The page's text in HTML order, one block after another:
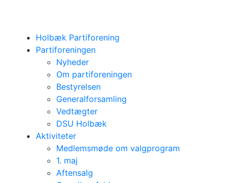
Holbæk Partiforening
Partiforeningen
Nyheder
Om partiforeningen
Bestyrelsen
Generalforsamling
Vedtægter
DSU Holbæk
Aktiviteter
Medlemsmøde om valgprogram
1. maj
Aftensalg